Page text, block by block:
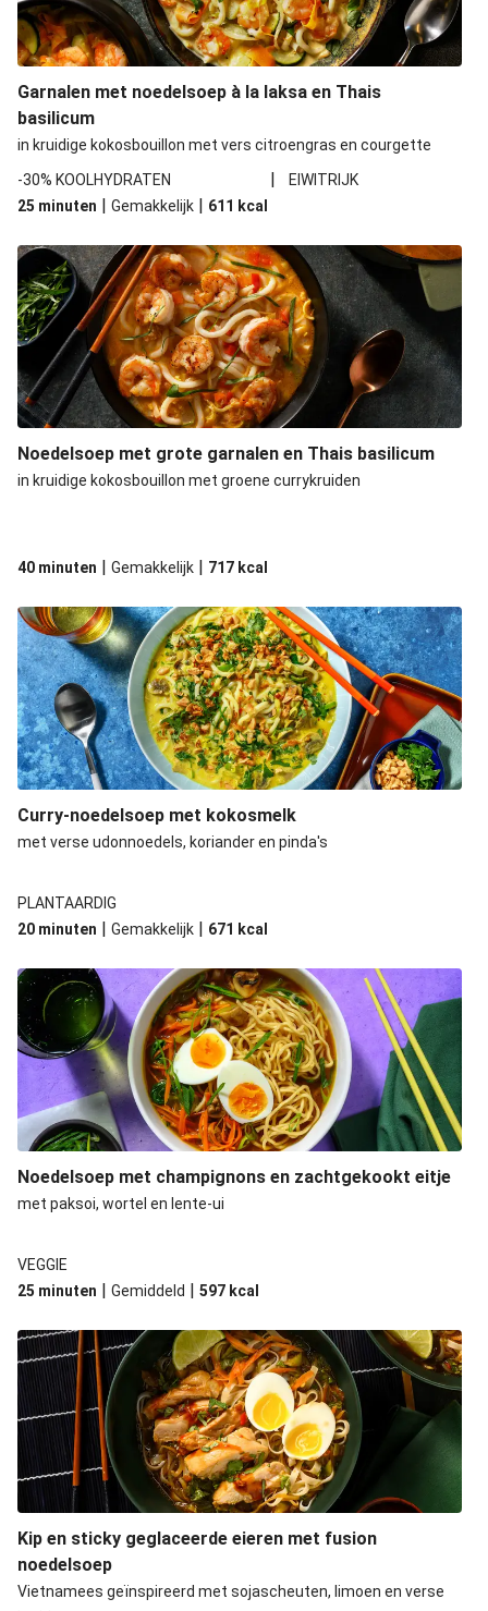
Garnalen met noedelsoep à la laksa en Thais
basilicum
in kruidige kokosbouillon met vers citroengras en courgette
-30% KOOLHYDRATEN
|
EIWITRIJK
25 minuten | Gemakkelijk | 611 kcal
Noedelsoep met grote garnalen en Thais basilicum
in kruidige kokosbouillon met groene currykruiden
40 minuten | Gemakkelijk | 717 kcal
Curry-noedelsoep met kokosmelk
met verse udonnoedels, koriander en pinda's
PLANTAARDIG
20 minuten | Gemakkelijk | 671 kcal
Noedelsoep met champignons en zachtgekookt eitje
met paksoi, wortel en lente-ui
VEGGIE
25 minuten | Gemiddeld | 597 kcal
Kip en sticky geglaceerde eieren met fusion
noedelsoep
Vietnamees geïnspireerd met sojascheuten, limoen en verse